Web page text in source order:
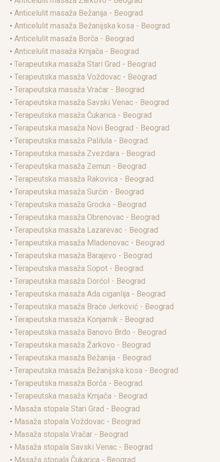
• Anticelulit masaža Bežanija - Beograd
• Anticelulit masaža Bežanijska kosa - Beograd
• Anticelulit masaža Borča - Beograd
• Anticelulit masaža Krnjača - Beograd
• Terapeutska masaža Stari Grad - Beograd
• Terapeutska masaža Voždovac - Beograd
• Terapeutska masaža Vračar - Beograd
• Terapeutska masaža Savski Venac - Beograd
• Terapeutska masaža Čukarica - Beograd
• Terapeutska masaža Novi Beograd - Beograd
• Terapeutska masaža Palilula - Beograd
• Terapeutska masaža Zvezdara - Beograd
• Terapeutska masaža Zemun - Beograd
• Terapeutska masaža Rakovica - Beograd
• Terapeutska masaža Surčin - Beograd
• Terapeutska masaža Grocka - Beograd
• Terapeutska masaža Obrenovac - Beograd
• Terapeutska masaža Lazarevac - Beograd
• Terapeutska masaža Mladenovac - Beograd
• Terapeutska masaža Barajevo - Beograd
• Terapeutska masaža Sopot - Beograd
• Terapeutska masaža Dorćol - Beograd
• Terapeutska masaža Ada ciganlija - Beograd
• Terapeutska masaža Braće Jerković - Beograd
• Terapeutska masaža Konjarnik - Beograd
• Terapeutska masaža Banovo Brdo - Beograd
• Terapeutska masaža Žarkovo - Beograd
• Terapeutska masaža Bežanija - Beograd
• Terapeutska masaža Bežanijska kosa - Beograd
• Terapeutska masaža Borča - Beograd
• Terapeutska masaža Krnjača - Beograd
• Masaža stopala Stari Grad - Beograd
• Masaža stopala Voždovac - Beograd
• Masaža stopala Vračar - Beograd
• Masaža stopala Savski Venac - Beograd
• Masaža stopala Čukarica - Beograd